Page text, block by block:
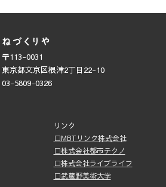
〒113-0031
東京都文京区根津2丁目22-10
03-5809-0326
リンク
□MBTリンク株式会社
□株式会社都市テクノ
□株式会社ライブライフ
□武蔵野美術大学